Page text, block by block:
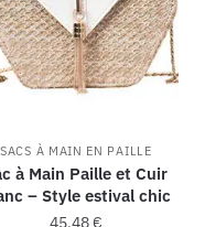
SACS À MAIN EN PAILLE
à Main Paille et Cuir
– Style estival chic
45,48€